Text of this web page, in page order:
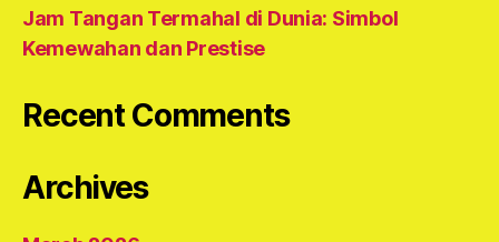
Jam Tangan Termahal di Dunia: Simbol
Kemewahan dan Prestise
Recent Comments
Archives